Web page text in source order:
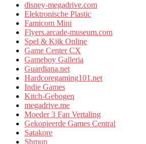
disney-megadrive.com
Elektronische Plastic
Famicom Mini
Flyers.arcade-museum.com
Spel & Kijk Online
Game Center CX
Gameboy Galleria
Guardiana.net
Hardcoregaming101.net
Indie Games
Kitch-Gebogen
megadrive.me
Moeder 3 Fan Vertaling
Gekopieerde Games Central
Satakore
Shmup